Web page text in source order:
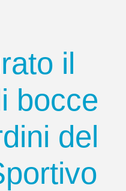
il
bocce
del